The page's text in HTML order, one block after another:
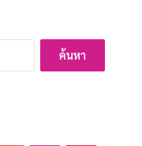
ค้นหา
สำหรับ: